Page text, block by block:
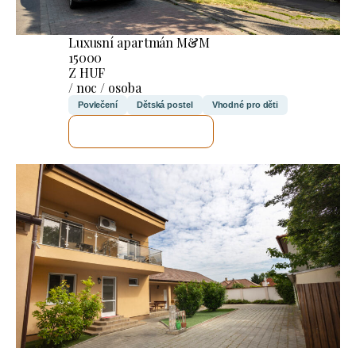
Luxusní apartmán M&M
15000
Z HUF
/ noc / osoba
Povlečení Dětská postel Vhodné pro děti